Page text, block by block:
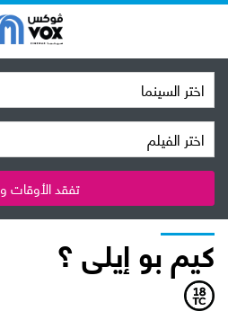
اختر السينما
اختر الفيلم
تفقد الأوقات
كيم بو إيلى ؟